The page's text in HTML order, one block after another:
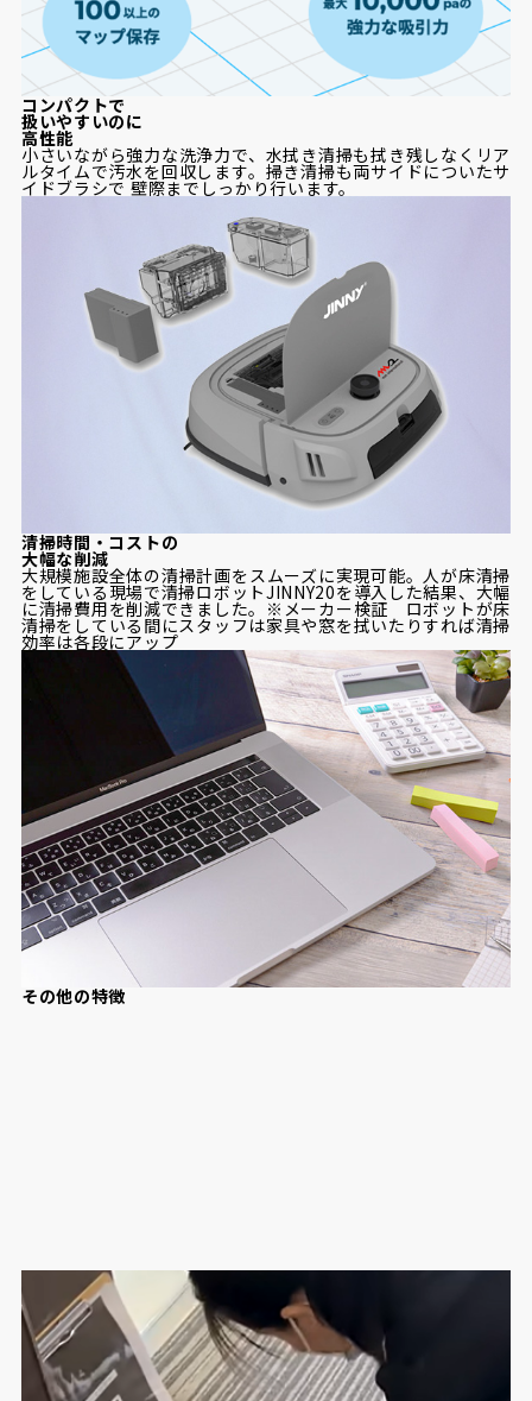
コンパクトで
扱いやすいのに
高性能
小さいながら強力な洗浄力で、水拭き清掃も拭き残しなくリア
ルタイムで汚水を回収します。掃き清掃も両サイドについたサ
イドブラシで 壁際までしっかり行います。
清掃時間・コストの
大幅な削減
大規模施設全体の清掃計画をスムーズに実現可能。人が床清掃
をしている現場で清掃ロボットJINNY20を導入した結果、大幅
に清掃費用を削減できました。※メーカー検証 ロボットが床
清掃をしている間にスタッフは家具や窓を拭いたりすれば清掃
効率は各段にアップ
その他の特徴